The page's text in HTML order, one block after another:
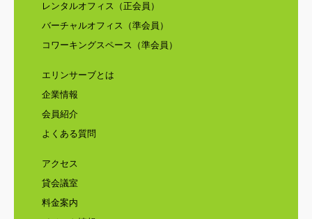
レンタルオフィス（正会員）
バーチャルオフィス（準会員）
コワーキングスペース（準会員）
エリンサーブとは
企業情報
会員紹介
よくある質問
アクセス
貸会議室
料金案内